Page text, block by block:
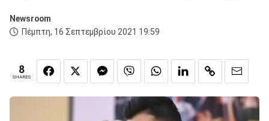
Newsroom
Πέμπτη, 16 Σεπτεμβρίου 2021 19:59
8
SHARES